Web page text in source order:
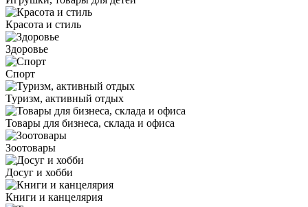
Красота и стиль
Здоровье
Спорт
Туризм, активный отдых
Товары для бизнеса, склада и офиса
Зоотовары
Досуг и хобби
Книги и канцелярия